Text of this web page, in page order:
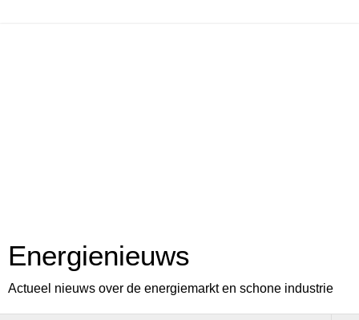
Energienieuws
Actueel nieuws over de energiemarkt en schone industrie